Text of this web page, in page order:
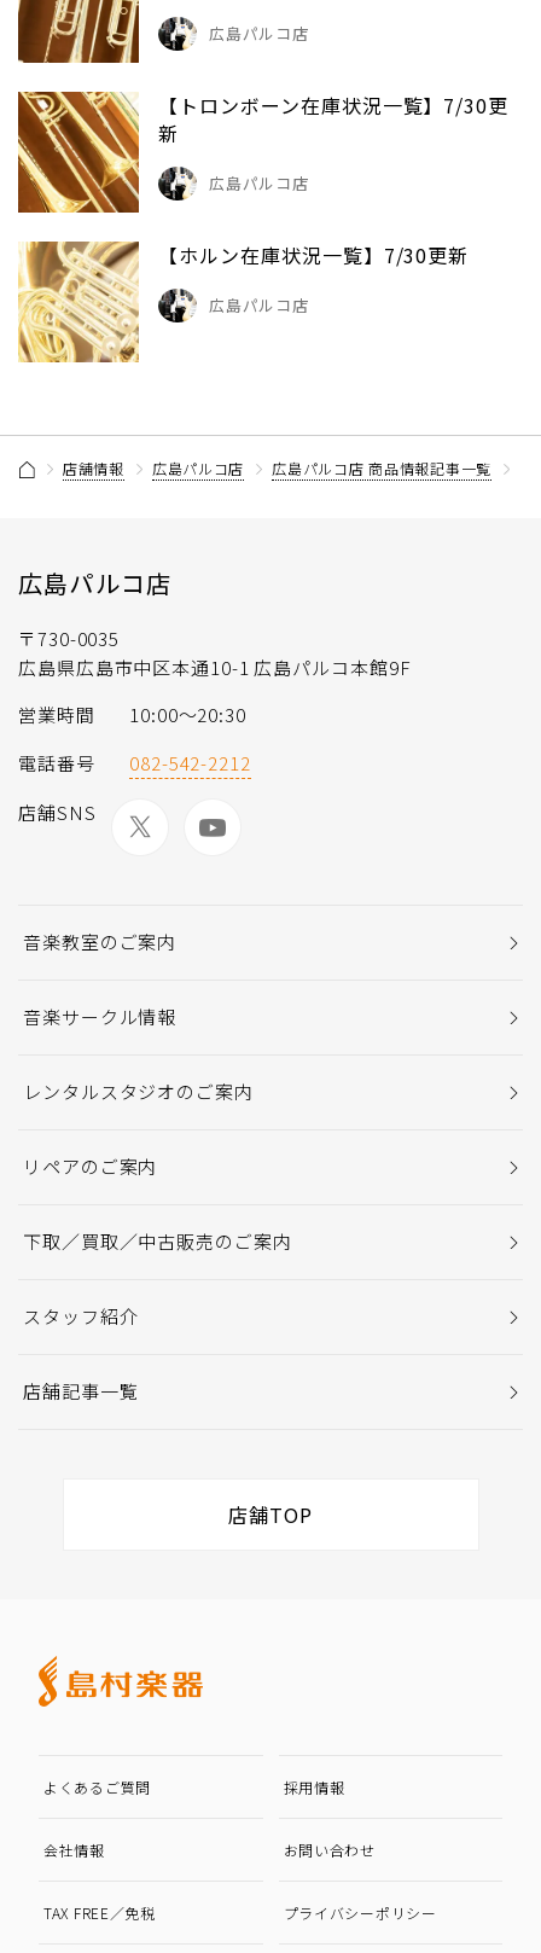
広島パルコ店
【トロンボーン在庫状況一覧】7/30更
新
広島パルコ店
【ホルン在庫状況一覧】7/30更新
広島パルコ店
店舗情報 広島パルコ店 広島パルコ店 商品情報記事一覧
広島パルコ店
〒730-0035
広島県広島市中区本通10-1 広島パルコ本館9F
営業時間
10:00～20:30
電話番号
082-542-2212
店舗SNS
音楽教室のご案内
音楽サークル情報
レンタルスタジオのご案内
リペアのご案内
下取／買取／中古販売のご案内
スタッフ紹介
店舗記事一覧
店舗TOP
よくあるご質問 採用情報
会社情報 お問い合わせ
TAX FREE／免税 プライバシーポリシー